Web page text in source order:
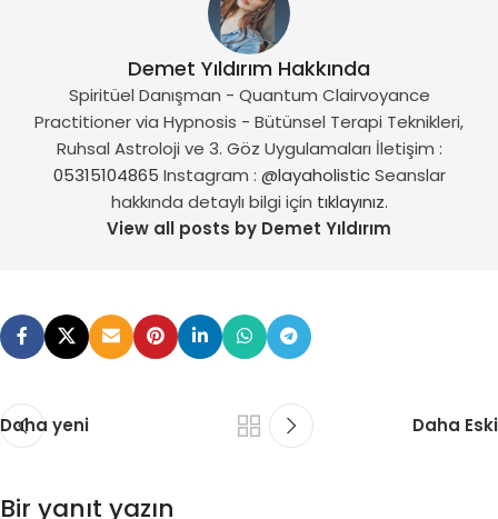
Demet Yıldırım Hakkında
Spiritüel Danışman - Quantum Clairvoyance
Practitioner via Hypnosis - Bütünsel Terapi Teknikleri,
Ruhsal Astroloji ve 3. Göz Uygulamaları İletişim :
05315104865 Instagram : @layaholisticSeanslar
hakkında detaylı bilgi için tıklayınız.
View all posts by Demet Yıldırım
Daha yeni Daha Eski
Bir yanıt yazın